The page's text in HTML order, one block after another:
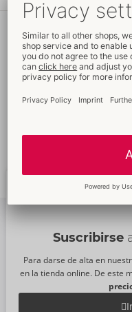
Preciosjustos
Embalajes
Envío rápido atodo
Suscribirse
Para darse de alta en
en la tienda online. De este